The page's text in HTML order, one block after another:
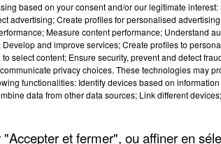
la soirée aux alentours de
incendiaires sur la voie
sur les lieux ont été
ainsi que des projectiles
based on your consent and/or our legitimate interest:
advertising; Create profiles for personalised
Measure content performance; Understand
and improve services; Create profiles to
select content; Ensure security, prevent and detect
privacy choices. These technologies may
functionalities: Identify devices based on
data from other data sources; Link different
et fermer", ou affiner en